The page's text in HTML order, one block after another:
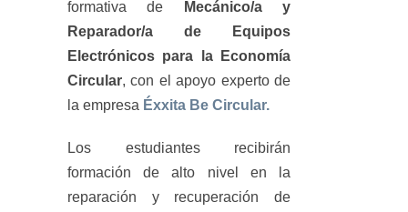
formativa de
Mecánico/a y
Reparador/a de Equipos
Electrónicos para la Economía
Circular, con el apoyo experto de
la empresa Éxxita Be Circular.
Los estudiantes recibirán
formación de alto nivel en la
reparación y recuperación de